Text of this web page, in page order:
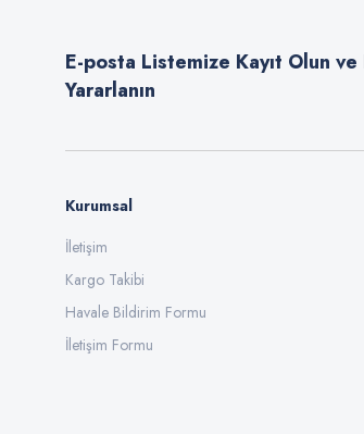
E-posta Listemize Kayıt Olun
Yararlanın
Kurumsal
İletişim
Kargo Takibi
Havale Bildirim Formu
İletişim Formu